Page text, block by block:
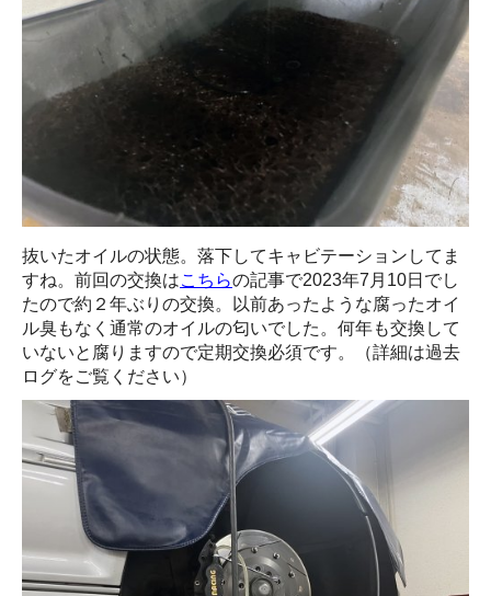
抜いたオイルの状態。落下してキャビテーションしてま
すね。前回の交換はこちらの記事で2023年7月10日でし
たので約２年ぶりの交換。以前あったような腐ったオイ
ル臭もなく通常のオイルの匂いでした。何年も交換して
いないと腐りますので定期交換必須です。（詳細は過去
ログをご覧ください）